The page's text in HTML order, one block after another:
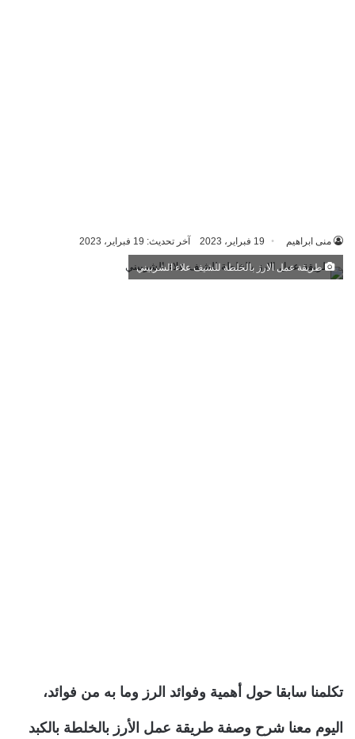
منى ابراهيم 19 فبراير، 2023 آخر تحديث: 19 فبراير، 2023
طريقة عمل الارز بالخلطة للشيف علاء الشربيني
تكلمنا سابقا حول أهمية وفوائد الرز وما به من فوائد،
اليوم معنا شرح وصفة طريقة عمل الأرز بالخلطة بالكبد